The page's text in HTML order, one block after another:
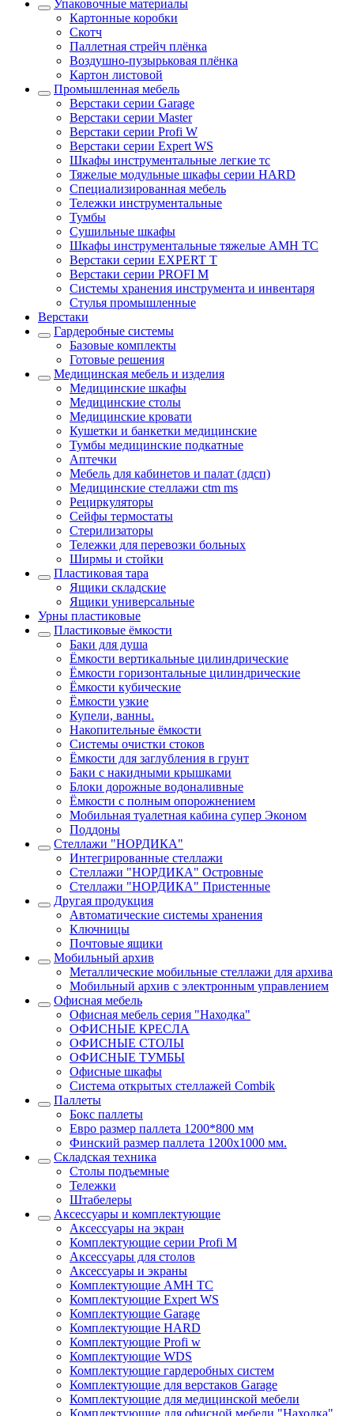
Упаковочные материалы
Картонные коробки
Скотч
Паллетная стрейч плёнка
Воздушно-пузырьковая плёнка
Картон листовой
Промышленная мебель
Верстаки серии Garage
Верстаки серии Master
Верстаки серии Profi W
Верстаки серии Expert WS
Шкафы инструментальные легкие тс
Тяжелые модульные шкафы серии HARD
Cпециализированная мебель
Тележки инструментальные
Тумбы
Cушильные шкафы
Шкафы инструментальные тяжелые AMH TC
Верстаки серии EXPERT T
Верстаки серии PROFI M
Системы хранения инструмента и инвентаря
Стулья промышленные
Верстаки
Гардеробные системы
Базовые комплекты
Готовые решения
Медицинская мебель и изделия
Медицинские шкафы
Медицинские столы
Медицинские кровати
Кушетки и банкетки медицинские
Тумбы медицинские подкатные
Аптечки
Мебель для кабинетов и палат (лдсп)
Медицинские стеллажи ctm ms
Рециркуляторы
Сейфы термостаты
Стерилизаторы
Тележки для перевозки больных
Ширмы и стойки
Пластиковая тара
Ящики складские
Ящики универсальные
Урны пластиковые
Пластиковые ёмкости
Баки для душа
Ёмкости вертикальные цилиндрические
Ёмкости горизонтальные цилиндрические
Ёмкости кубические
Ёмкости узкие
Купели, ванны.
Накопительные ёмкости
Системы очистки стоков
Ёмкости для заглубления в грунт
Баки с накидными крышками
Блоки дорожные водоналивные
Ёмкости с полным опорожнением
Мобильная туалетная кабина супер Эконом
Поддоны
Стеллажи "НОРДИКА"
Интегрированные стеллажи
Стеллажи "НОРДИКА" Островные
Стеллажи "НОРДИКА" Пристенные
Другая продукция
Автоматические системы хранения
Ключницы
Почтовые ящики
Мобильный архив
Металлические мобильные стеллажи для архива
Мобильный архив с электронным управлением
Офисная мебель
Офисная мебель серия "Находка"
ОФИСНЫЕ КРЕСЛА
ОФИСНЫЕ СТОЛЫ
ОФИСНЫЕ ТУМБЫ
Офисные шкафы
Система открытых стеллажей Combik
Паллеты
Бокс паллеты
Евро размер паллета 1200*800 мм
Финский размер паллета 1200х1000 мм.
Складская техника
Столы подъемные
Тележки
Штабелеры
Аксессуары и комплектующие
Аксессуары на экран
Комплектующие серии Profi M
Аксессуары для столов
Аксессуары и экраны
Комплектующие AMH TC
Комплектующие Expert WS
Комплектующие Garage
Комплектующие HARD
Комплектующие Profi w
Комплектующие WDS
Комплектующие гардеробных систем
Комплектующие для верстаков Garage
Комплектующие для медицинской мебели
Комплектующие для офисной мебели "Находка"